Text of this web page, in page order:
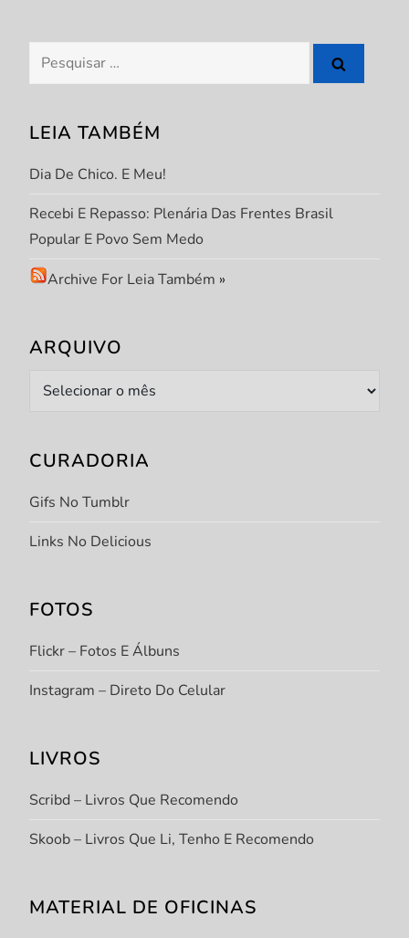
o
s
t
Pesquisar
por:
LEIA TAMBÉM
Dia De Chico. E Meu!
Recebi E Repasso: Plenária Das Frentes Brasil
Popular E Povo Sem Medo
Archive For Leia Também »
ARQUIVO
Arquivo
CURADORIA
Gifs No Tumblr
Links No Delicious
FOTOS
Flickr – Fotos E Álbuns
Instagram – Direto Do Celular
LIVROS
Scribd – Livros Que Recomendo
Skoob – Livros Que Li, Tenho E Recomendo
MATERIAL DE OFICINAS